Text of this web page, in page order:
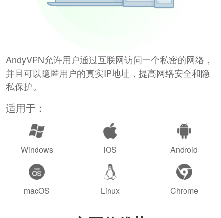
AndyVPN允许用户通过互联网访问一个私密的网络，
并且可以隐匿用户的真实IP地址，提高网络安全和隐
私保护。
适用于：
Windows iOS Android
macOS Linux Chrome